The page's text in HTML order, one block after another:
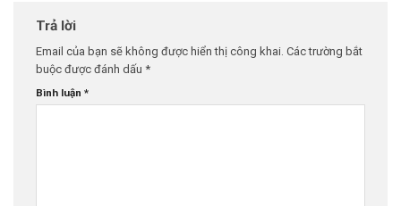
Trả lời
Email của bạn sẽ không được hiển thị công khai. Các trường bắt
buộc được đánh dấu *
Bình luận *